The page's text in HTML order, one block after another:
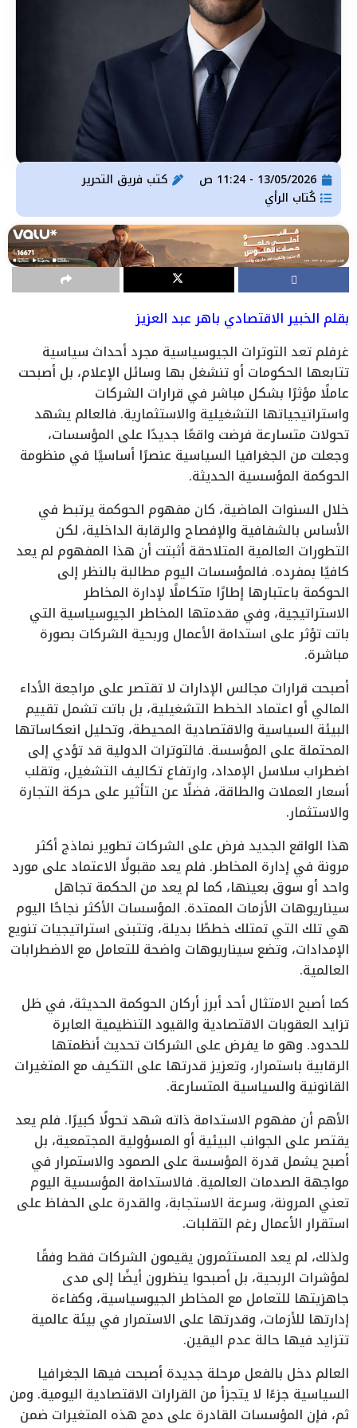
13/05/2026 - 11:24 ص كتب فريق التحرير
كُتاب الرأي
بقلم الخبير الاقتصادي باهر عبد العزيز
غرفلم تعد التوترات الجيوسياسية مجرد أحداث سياسية
تتابعها الحكومات أو تنشغل بها وسائل الإعلام، بل أصبحت
عاملًا مؤثرًا بشكل مباشر في قرارات الشركات
واستراتيجياتها التشغيلية والاستثمارية. فالعالم يشهد
تحولات متسارعة فرضت واقعًا جديدًا على المؤسسات،
وجعلت من الجغرافيا السياسية عنصرًا أساسيًا في منظومة
الحوكمة المؤسسية الحديثة.
خلال السنوات الماضية، كان مفهوم الحوكمة يرتبط في
الأساس بالشفافية والإفصاح والرقابة الداخلية، لكن
التطورات العالمية المتلاحقة أثبتت أن هذا المفهوم لم يعد
كافيًا بمفرده. فالمؤسسات اليوم مطالبة بالنظر إلى
الحوكمة باعتبارها إطارًا متكاملًا لإدارة المخاطر
الاستراتيجية، وفي مقدمتها المخاطر الجيوسياسية التي
باتت تؤثر على استدامة الأعمال وربحية الشركات بصورة
مباشرة.
أصبحت قرارات مجالس الإدارات لا تقتصر على مراجعة الأداء
المالي أو اعتماد الخطط التشغيلية، بل باتت تشمل تقييم
البيئة السياسية والاقتصادية المحيطة، وتحليل انعكاساتها
المحتملة على المؤسسة. فالتوترات الدولية قد تؤدي إلى
اضطراب سلاسل الإمداد، وارتفاع تكاليف التشغيل، وتقلب
أسعار العملات والطاقة، فضلًا عن التأثير على حركة التجارة
والاستثمار.
هذا الواقع الجديد فرض على الشركات تطوير نماذج أكثر
مرونة في إدارة المخاطر. فلم يعد مقبولًا الاعتماد على مورد
واحد أو سوق بعينها، كما لم يعد من الحكمة تجاهل
سيناريوهات الأزمات الممتدة. المؤسسات الأكثر نجاحًا اليوم
هي تلك التي تمتلك خططًا بديلة، وتتبنى استراتيجيات تنويع
الإمدادات، وتضع سيناريوهات واضحة للتعامل مع الاضطرابات
العالمية.
كما أصبح الامتثال أحد أبرز أركان الحوكمة الحديثة، في ظل
تزايد العقوبات الاقتصادية والقيود التنظيمية العابرة
للحدود. وهو ما يفرض على الشركات تحديث أنظمتها
الرقابية باستمرار، وتعزيز قدرتها على التكيف مع المتغيرات
القانونية والسياسية المتسارعة.
الأهم أن مفهوم الاستدامة ذاته شهد تحولًا كبيرًا. فلم يعد
يقتصر على الجوانب البيئية أو المسؤولية المجتمعية، بل
أصبح يشمل قدرة المؤسسة على الصمود والاستمرار في
مواجهة الصدمات العالمية. فالاستدامة المؤسسية اليوم
تعني المرونة، وسرعة الاستجابة، والقدرة على الحفاظ على
استقرار الأعمال رغم التقلبات.
ولذلك، لم يعد المستثمرون يقيمون الشركات فقط وفقًا
لمؤشرات الربحية، بل أصبحوا ينظرون أيضًا إلى مدى
جاهزيتها للتعامل مع المخاطر الجيوسياسية، وكفاءة
إدارتها للأزمات، وقدرتها على الاستمرار في بيئة عالمية
تتزايد فيها حالة عدم اليقين.
العالم دخل بالفعل مرحلة جديدة أصبحت فيها الجغرافيا
السياسية جزءًا لا يتجزأ من القرارات الاقتصادية اليومية. ومن
ثم، فإن المؤسسات القادرة على دمج هذه المتغيرات ضمن